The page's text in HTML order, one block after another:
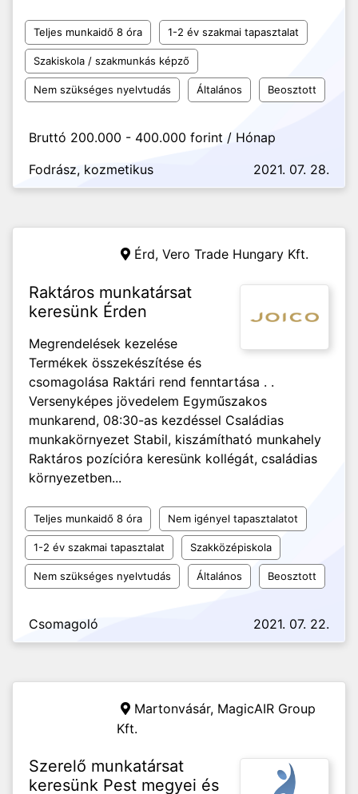
Teljes munkaidő 8 óra 1-2 év szakmai tapasztalat
Szakiskola / szakmunkás képző
Nem szükséges nyelvtudás Általános Beosztott
Bruttó 200.000 - 400.000 forint / Hónap
Fodrász, kozmetikus
2021. 07. 28.
Érd, Vero Trade Hungary Kft.
Raktáros munkatársat
keresünk Érden
Megrendelések kezelése
Termékek összekészítése és
csomagolása Raktári rend fenntartása . .
Versenyképes jövedelem Egyműszakos
munkarend, 08:30-as kezdéssel Családias
munkakörnyezet Stabil, kiszámítható munkahely
Raktáros pozícióra keresünk kollégát, családias
környezetben...
Teljes munkaidő 8 óra Nem igényel tapasztalatot
1-2 év szakmai tapasztalat Szakközépiskola
Nem szükséges nyelvtudás Általános Beosztott
Csomagoló 2021. 07. 22.
Martonvásár, MagicAIR Group
Kft.
Szerelő munkatársat
keresünk Pest megyei és